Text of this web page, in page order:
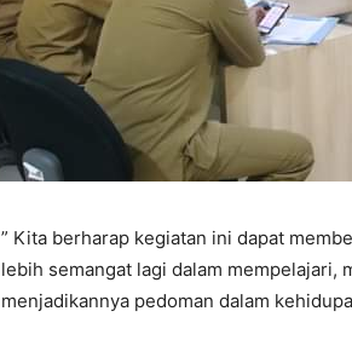
” Kita berharap kegiatan ini dapat
lebih semangat lagi dalam mempelajari,
menjadikannya pedoman dalam